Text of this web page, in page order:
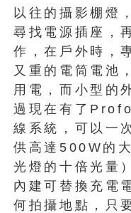
以往的攝影棚燈
尋找電源插座，
作，在戶外時，
又重的電筒電池
用電，而小型的
過現在有了
線系統，可以一
供高達500W的
光燈的十倍光量
內建可替換充電
何拍攝地點，只